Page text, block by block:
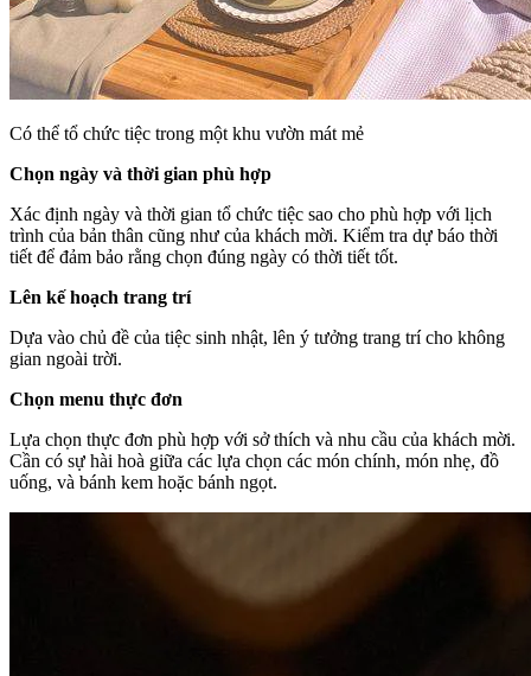
Có thể tổ chức tiệc trong một khu vườn mát mẻ
Chọn ngày và thời gian phù hợp
Xác định ngày và thời gian tổ chức tiệc sao cho phù hợp với lịch
trình của bản thân cũng như của khách mời. Kiểm tra dự báo thời
tiết để đảm bảo rằng chọn đúng ngày có thời tiết tốt.
Lên kế hoạch trang trí
Dựa vào chủ đề của tiệc sinh nhật, lên ý tưởng trang trí cho không
gian ngoài trời.
Chọn menu thực đơn
Lựa chọn thực đơn phù hợp với sở thích và nhu cầu của khách mời.
Cần có sự hài hoà giữa các lựa chọn các món chính, món nhẹ, đồ
uống, và bánh kem hoặc bánh ngọt.